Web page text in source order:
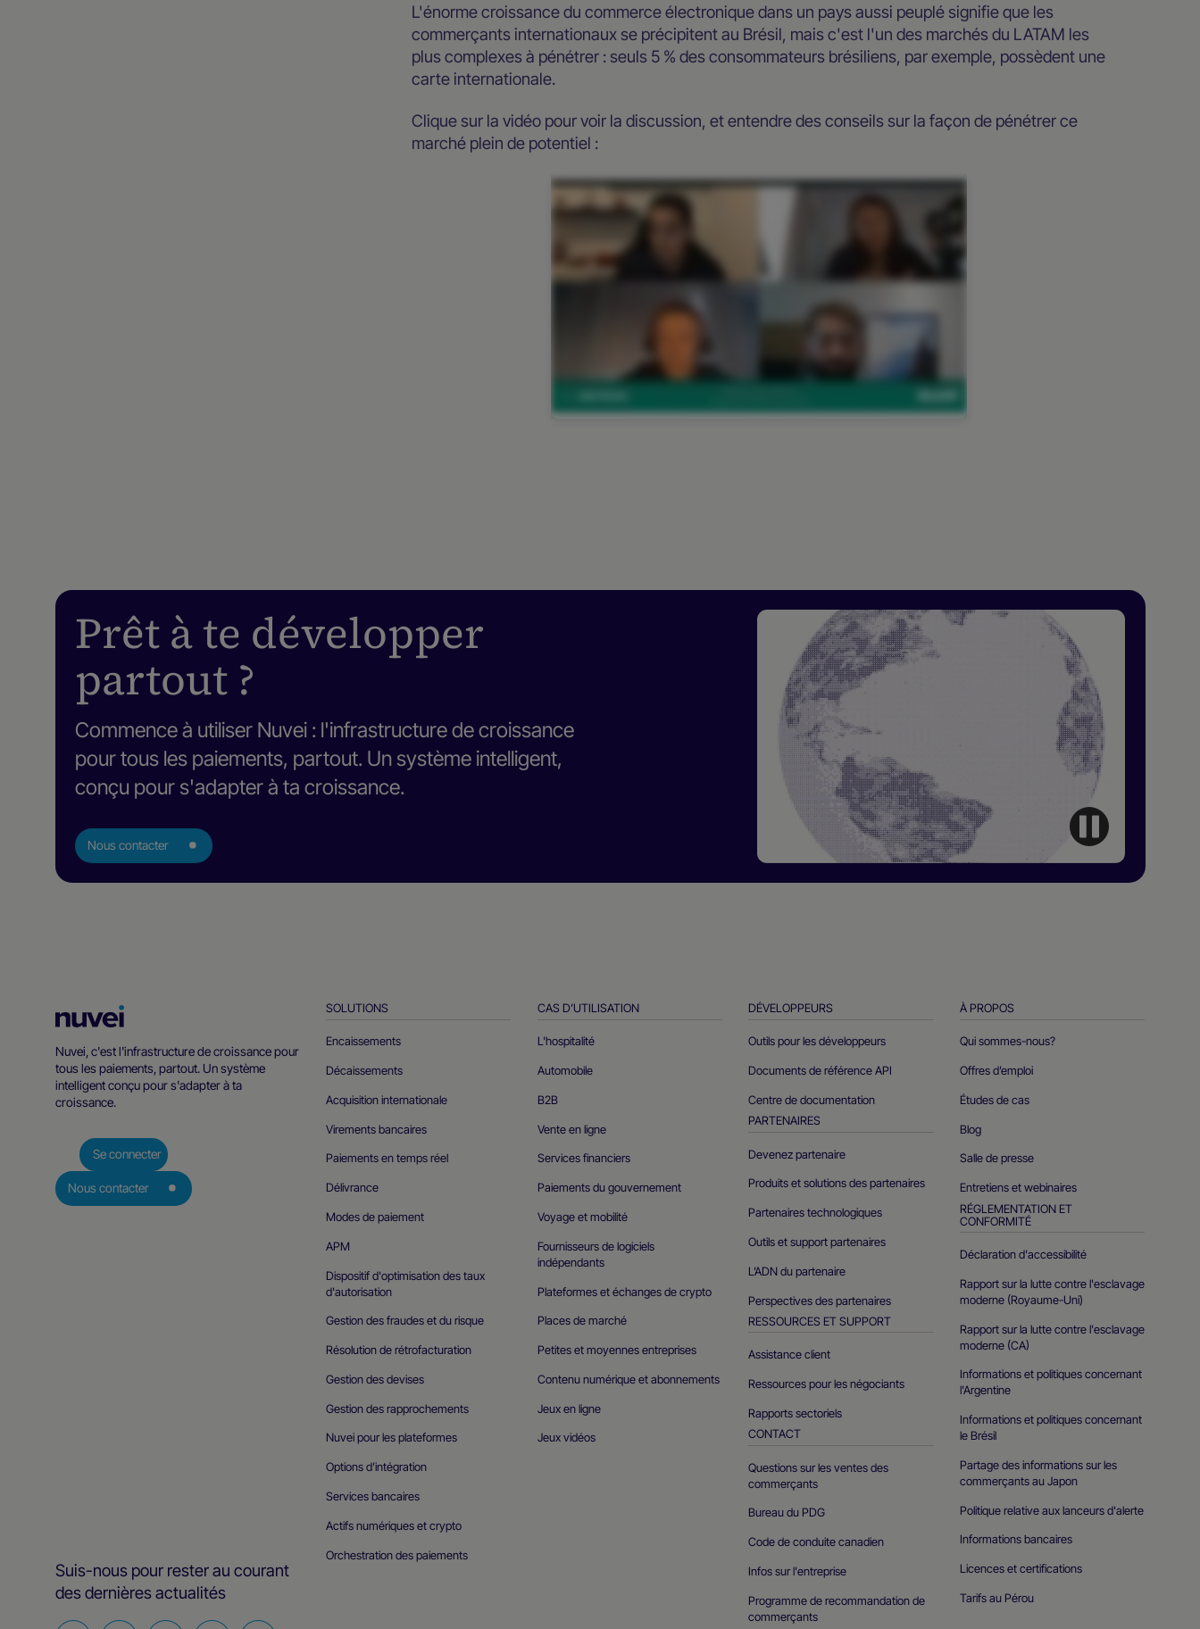
L'énorme croissance du commerce électronique dans un pays aussi peuplé signifie que les
commerçants internationaux se précipitent au Brésil, mais c'est l'un des marchés du LATAM les
plus complexes à pénétrer : seuls 5 % des consommateurs brésiliens, par exemple, possèdent une
carte internationale.
Clique sur la vidéo pour voir la discussion, et entendre des conseils sur la façon de pénétrer ce
marché plein de potentiel :
Prêt à te développer
partout ?
Commence à utiliser Nuvei : l'infrastructure de croissance
pour tous les paiements, partout. Un système intelligent,
conçu pour s'adapter à ta croissance.
Nous contacter
Page
Nuvei
Nuvei, c'est l'infrastructure de croissance pour
tous les paiements, partout. Un système
intelligent conçu pour s'adapter à ta
croissance.
Se connecter
Nous contacter
Suis-nous pour rester au courant
des dernières actualités
SOLUTIONS
Encaissements
Décaissements
Acquisition internationale
Virements bancaires
Paiements en temps réel
Délivrance
Modes de paiement
APM
Dispositif d'optimisation des taux
d'autorisation
Gestion des fraudes et du risque
Résolution de rétrofacturation
Gestion des devises
Gestion des rapprochements
Nuvei pour les plateformes
Options d’intégration
Services bancaires
Actifs numériques et crypto
Orchestration des paiements
CAS D’UTILISATION
L'hospitalité
Automobile
B2B
Vente en ligne
Services financiers
Paiements du gouvernement
Voyage et mobilité
Fournisseurs de logiciels
indépendants
Plateformes et échanges de crypto
Places de marché
Petites et moyennes entreprises
Contenu numérique et abonnements
Jeux en ligne
Jeux vidéos
DÉVELOPPEURS
Outils pour les développeurs
Documents de référence API
Centre de documentation
PARTENAIRES
Devenez partenaire
Produits et solutions des partenaires
Partenaires technologiques
Outils et support partenaires
L’ADN du partenaire
Perspectives des partenaires
RESSOURCES ET SUPPORT
Assistance client
Ressources pour les négociants
Rapports sectoriels
CONTACT
Questions sur les ventes des
commerçants
Bureau du PDG
Code de conduite canadien
Infos sur l'entreprise
Programme de recommandation de
commerçants
À PROPOS
Qui sommes-nous?
Offres d’emploi
Études de cas
Blog
Salle de presse
Entretiens et webinaires
RÉGLEMENTATION ET
CONFORMITÉ
Déclaration d'accessibilité
Rapport sur la lutte contre l'esclavage
moderne (Royaume-Uni)
Rapport sur la lutte contre l'esclavage
moderne (CA)
Informations et politiques concernant
l'Argentine
Informations et politiques concernant
le Brésil
Partage des informations sur les
commerçants au Japon
Politique relative aux lanceurs d'alerte
Informations bancaires
Licences et certifications
Tarifs au Pérou